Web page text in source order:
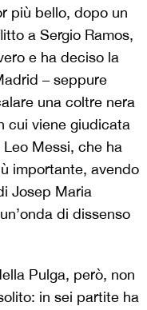
più bello, dopo un
a Sergio Ramos,
e ha deciso la
– seppure
una coltre nera
cui viene giudicata
Messi, che ha
importante, avendo
Josep Maria
di dissenso
Pulga, però, non
in sei partite ha